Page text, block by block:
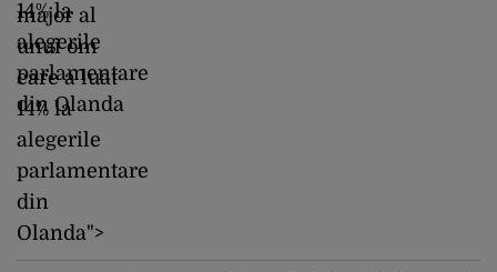
major al
unui om
care a luat
14% la
alegerile
parlamentare
din
Olanda">